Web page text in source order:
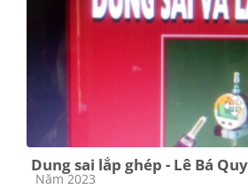
Dung sai lắp ghép - Lê Bá
Các loại khóa học
Năm 2023